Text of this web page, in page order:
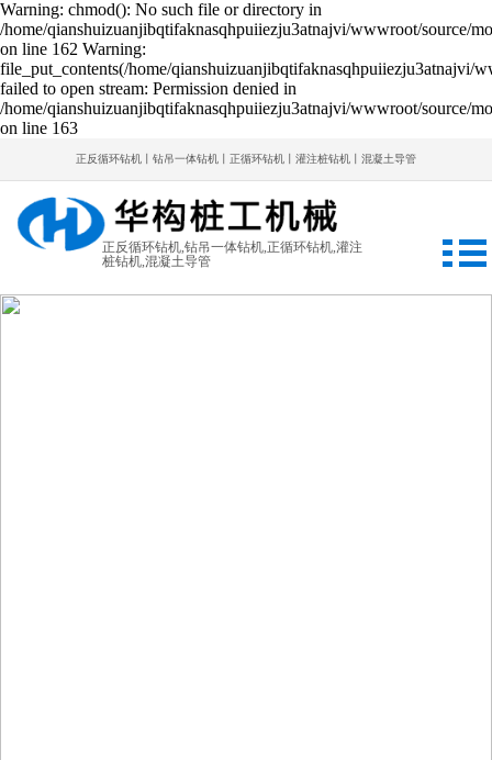
Warning: chmod(): No such file or directory in
/home/qianshuizuanjibqtifaknasqhpuiiezju3atnajvi/wwwroot/source/
on line 162 Warning:
file_put_contents(/home/qianshuizuanjibqtifaknasqhpuiiezju3atnajvi/
failed to open stream: Permission denied in
/home/qianshuizuanjibqtifaknasqhpuiiezju3atnajvi/wwwroot/source/
on line 163
正反循环钻机丨钻吊一体钻机丨正循环钻机丨灌注桩钻机丨混凝土导管
正反循环钻机,钻吊一体钻机,正循环钻机,灌注
桩钻机,混凝土导管